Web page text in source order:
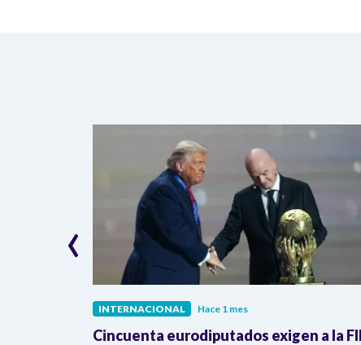
INTERNACIONAL Hace 1 mes
Cincuenta eurodiputados exigen a la
‹